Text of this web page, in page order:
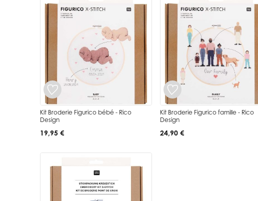
Kit Broderie Figurico bébé - Rico
Design
19,95 €
Kit Broderie Figurico famille - Rico
Design
24,90 €